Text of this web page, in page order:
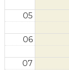
05
06
07